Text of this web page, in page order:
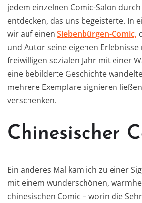
jedem einzelnen Comic-Salon
entdecken, das uns begeisterte. In
wir auf einen Siebenbürgen-Comic,
und Autor seine eigenen Erlebnisse
freiwilligen sozialen Jahr mit einer
eine bebilderte Geschichte
mehrere Exemplare signieren
verschenken.
Chinesischer
Ein anderes Mal kam ich zu einer
mit einem wunderschönen,
chinesischen Comic – worin die